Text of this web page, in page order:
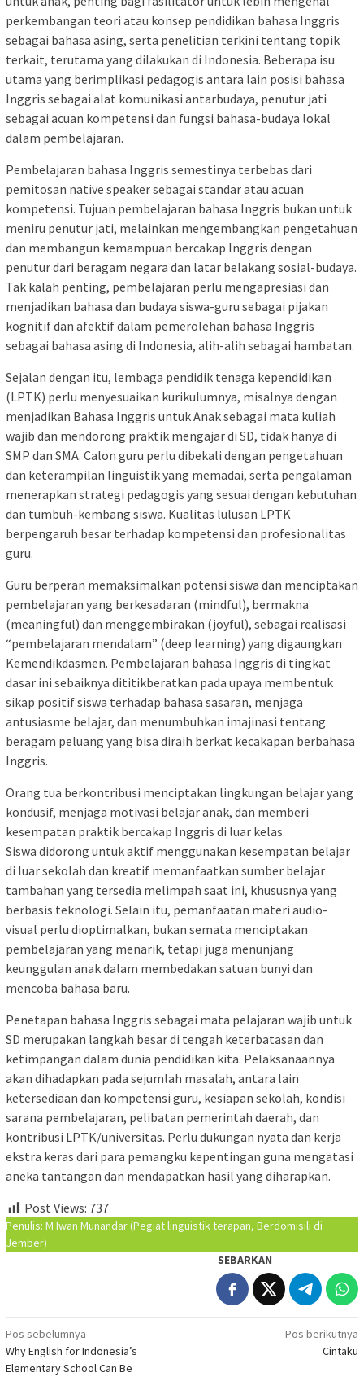
perkembangan teori atau konsep pendidikan bahasa Inggris
sebagai bahasa asing, serta penelitian terkini tentang topik
terkait, terutama yang dilakukan di Indonesia. Beberapa isu
utama yang berimplikasi pedagogis antara lain posisi bahasa
Inggris sebagai alat komunikasi antarbudaya, penutur jati
sebagai acuan kompetensi dan fungsi bahasa-budaya lokal
dalam pembelajaran.
Pembelajaran bahasa Inggris semestinya terbebas dari
pemitosan native speaker sebagai standar atau acuan
kompetensi. Tujuan pembelajaran bahasa Inggris bukan untuk
meniru penutur jati, melainkan mengembangkan pengetahuan
dan membangun kemampuan bercakap Inggris dengan
penutur dari beragam negara dan latar belakang sosial-budaya.
Tak kalah penting, pembelajaran perlu mengapresiasi dan
menjadikan bahasa dan budaya siswa-guru sebagai pijakan
kognitif dan afektif dalam pemerolehan bahasa Inggris
sebagai bahasa asing di Indonesia, alih-alih sebagai hambatan.
Sejalan dengan itu, lembaga pendidik tenaga kependidikan
(LPTK) perlu menyesuaikan kurikulumnya, misalnya dengan
menjadikan Bahasa Inggris untuk Anak sebagai mata kuliah
wajib dan mendorong praktik mengajar di SD, tidak hanya di
SMP dan SMA. Calon guru perlu dibekali dengan pengetahuan
dan keterampilan linguistik yang memadai, serta pengalaman
menerapkan strategi pedagogis yang sesuai dengan kebutuhan
dan tumbuh-kembang siswa. Kualitas lulusan LPTK
berpengaruh besar terhadap kompetensi dan profesionalitas
guru.
Guru berperan memaksimalkan potensi siswa dan menciptakan
pembelajaran yang berkesadaran (mindful), bermakna
(meaningful) dan menggembirakan (joyful), sebagai realisasi
“pembelajaran mendalam” (deep learning) yang digaungkan
Kemendikdasmen. Pembelajaran bahasa Inggris di tingkat
dasar ini sebaiknya dititikberatkan pada upaya membentuk
sikap positif siswa terhadap bahasa sasaran, menjaga
antusiasme belajar, dan menumbuhkan imajinasi tentang
beragam peluang yang bisa diraih berkat kecakapan berbahasa
Inggris.
Orang tua berkontribusi menciptakan lingkungan belajar yang
kondusif, menjaga motivasi belajar anak, dan memberi
kesempatan praktik bercakap Inggris di luar kelas.
Siswa didorong untuk aktif menggunakan kesempatan belajar
di luar sekolah dan kreatif memanfaatkan sumber belajar
tambahan yang tersedia melimpah saat ini, khususnya yang
berbasis teknologi. Selain itu, pemanfaatan materi audio-
visual perlu dioptimalkan, bukan semata menciptakan
pembelajaran yang menarik, tetapi juga menunjang
keunggulan anak dalam membedakan satuan bunyi dan
mencoba bahasa baru.
Penetapan bahasa Inggris sebagai mata pelajaran wajib untuk
SD merupakan langkah besar di tengah keterbatasan dan
ketimpangan dalam dunia pendidikan kita. Pelaksanaannya
akan dihadapkan pada sejumlah masalah, antara lain
ketersediaan dan kompetensi guru, kesiapan sekolah, kondisi
sarana pembelajaran, pelibatan pemerintah daerah, dan
kontribusi LPTK/universitas. Perlu dukungan nyata dan kerja
ekstra keras dari para pemangku kepentingan guna mengatasi
aneka tantangan dan mendapatkan hasil yang diharapkan.
Post Views: 737
Penulis: M Iwan Munandar (Pegiat linguistik terapan, Berdomisili di
Jember)
SEBARKAN
Navigasi
pos
Pos sebelumnya
Why English for Indonesia’s
Elementary School Can Be
Pos berikutnya
Cintaku